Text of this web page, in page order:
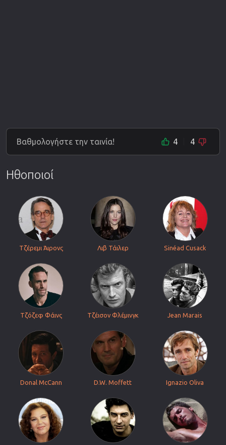
Βαθμολογήστε την ταινία! 4 4
Ηθοποιοί
Τζέρεμι Άιρονς Λιβ Τάιλερ Sinéad Cusack
Τζόζεφ Φάινς Τζέισον Φλέμινγκ Jean Marais
Donal McCann D.W. Moffett Ignazio Oliva